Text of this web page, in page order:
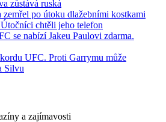
zůstává ruská
po útoku dlažebními kostkami
chtěli jeho telefon
se nabízí Jakeu Paulovi zdarma.
UFC. Proti Garrymu může
Silvu
a zajímavosti